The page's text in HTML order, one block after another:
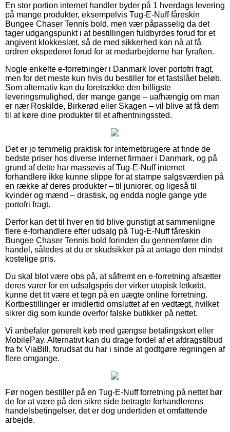
En stor portion internet handler byder på 1 hverdags levering
på mange produkter, eksempelvis Tug-E-Nuff fåreskin
Bungee Chaser Tennis bold, men vær påpasselig da det
tager udgangspunkt i at bestillingen fuldbyrdes forud for et
angivent klokkeslæt, så de med sikkerhed kan nå at få
ordren ekspederet forud for at medarbejderne har fyraften.
Nogle enkelte e-forretninger i Danmark lover portofri fragt,
men for det meste kun hvis du bestiller for et fastslået beløb.
Som alternativ kan du foretrække den billigste
leveringsmulighed, der mange gange – uafhængig om man
er nær Roskilde, Birkerød eller Skagen – vil blive at få dem
til at køre dine produkter til et afhentningssted.
Det er jo temmelig praktisk for internetbrugere at finde de
bedste priser hos diverse internet firmaer i Danmark, og på
grund af dette har massevis af Tug-E-Nuff internet
forhandlere ikke kunne slippe for at stampe salgsværdien på
en række af deres produkter – til juniorer, og ligeså til
kvinder og mænd – drastisk, og endda nogle gange yde
portofri fragt.
Derfor kan det til hver en tid blive gunstigt at sammenligne
flere e-forhandlere efter udsalg på Tug-E-Nuff fåreskin
Bungee Chaser Tennis bold forinden du gennemfører din
handel, således at du er skudsikker på at antage den mindst
kostelige pris.
Du skal blot være obs på, at såfremt en e-forretning afsætter
deres varer for en udsalgspris der virker utopisk letkøbt,
kunne det tit være et tegn på en uægte online forretning.
Kortbestillinger er imidlertid omsluttet af en vedtægt, hvilket
sikrer dig som kunde overfor falske butikker på nettet.
Vi anbefaler generelt køb med gængse betalingskort eller
MobilePay. Alternativt kan du drage fordel af et afdragstilbud
fra fx ViaBill, forudsat du har i sinde at godtgøre regningen af
flere omgange.
Før nogen bestiller på en Tug-E-Nuff forretning på nettet bør
de for at være på den sikre side betragte forhandlerens
handelsbetingelser, det er dog undertiden et omfattende
arbejde.